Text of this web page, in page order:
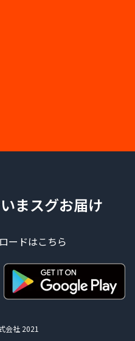
まスグお届け
ードはこちら
会社 2021